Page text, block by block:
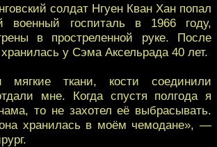
солдат Нгуен Кван Хан попал
военный госпиталь в 1966 году,
в простреленной руке. После
у Сэма Аксельрада 40 лет.
ткани, кости соединили
мне. Когда спустя полгода я
то не захотел её выбрасывать.
хранилась в моём чемодане», —